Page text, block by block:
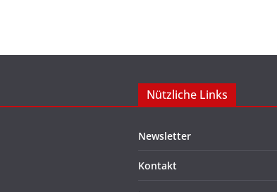
Nützliche Links
Newsletter
Kontakt